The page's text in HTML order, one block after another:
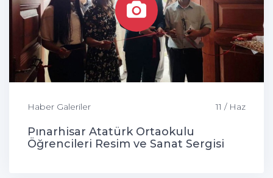
Haber Galeriler 11 / Haz
Pınarhisar Atatürk Ortaokulu
Öğrencileri Resim ve Sanat Sergisi